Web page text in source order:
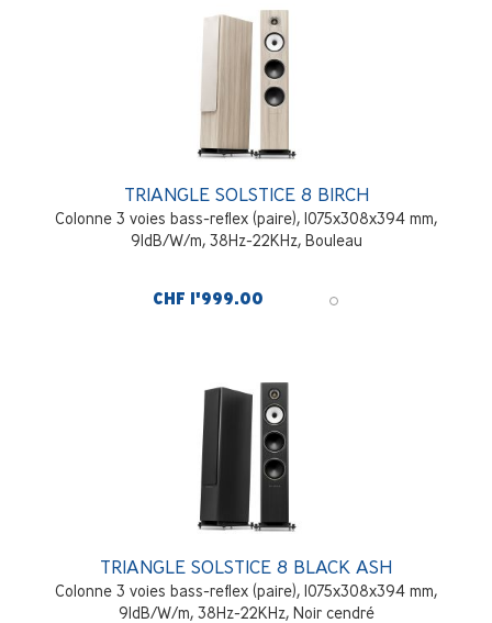
TRIANGLE SOLSTICE 8 BIRCH
Colonne 3 voies bass-reflex (paire), 1075x308x394 mm,
91dB/W/m, 38Hz-22KHz, Bouleau
CHF 1'999.00
TRIANGLE SOLSTICE 8 BLACK ASH
Colonne 3 voies bass-reflex (paire), 1075x308x394 mm,
91dB/W/m, 38Hz-22KHz, Noir cendré